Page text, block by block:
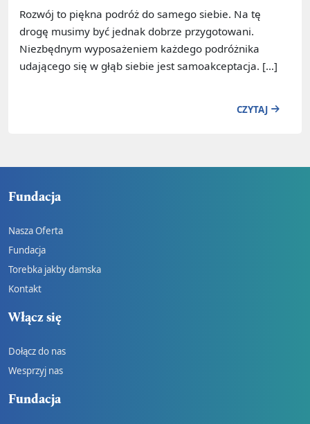
Rozwój to piękna podróż do samego siebie. Na tę
drogę musimy być jednak dobrze przygotowani.
Niezbędnym wyposażeniem każdego podróżnika
udającego się w głąb siebie jest samoakceptacja. […]
CZYTAJ
Fundacja
Nasza Oferta
Fundacja
Torebka jakby damska
Kontakt
Włącz się
Dołącz do nas
Wesprzyj nas
Fundacja